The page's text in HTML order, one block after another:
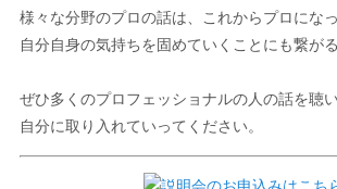
様々な分野のプロの話は、これからプロにな
自分自身の気持ちを固めていくことにも繋がる
ぜひ多くのプロフェッショナルの人の話を聴
自分に取り入れていってください。